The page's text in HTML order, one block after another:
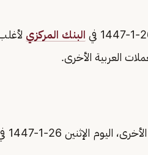
البنك المركزي
العربية الأخرى.